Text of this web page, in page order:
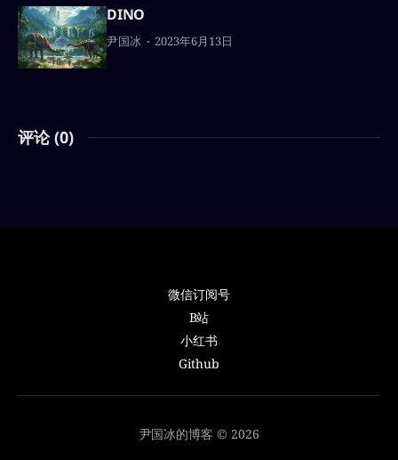
DINO
尹国冰 2023年6月13日
评论 (0)
微信订阅号
B站
小红书
Github
尹国冰的博客 © 2026